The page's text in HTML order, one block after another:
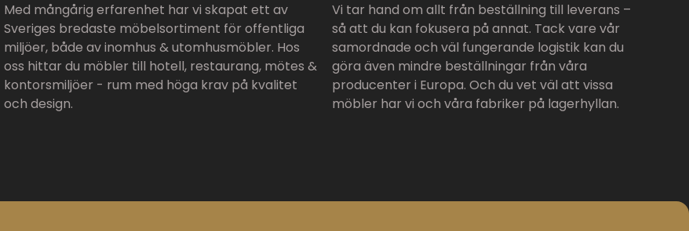
Med mångårig erfarenhet har vi skapat ett av
Sveriges bredaste möbelsortiment för offentliga
miljöer, både av inomhus & utomhusmöbler. Hos
oss hittar du möbler till hotell, restaurang, mötes &
kontorsmiljöer - rum med höga krav på kvalitet
och design.
Vi tar hand om allt från beställning till leverans –
så att du kan fokusera på annat. Tack vare vår
samordnade och väl fungerande logistik kan du
göra även mindre beställningar från våra
producenter i Europa. Och du vet väl att vissa
möbler har vi och våra fabriker på lagerhyllan.